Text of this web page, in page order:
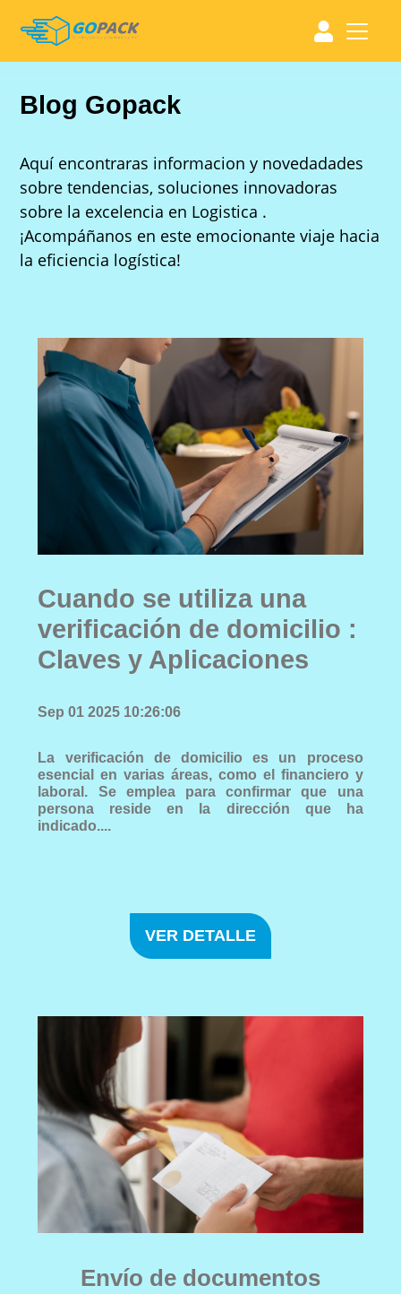
Blog Gopack
Aquí encontraras informacion y novedadades
sobre tendencias, soluciones innovadoras
sobre la excelencia en Logistica .
¡Acompáñanos en este emocionante viaje hacia
la eficiencia logística!
Cuando se utiliza una
verificación de domicilio :
Claves y Aplicaciones
Sep 01 2025 10:26:06
La verificación de domicilio es un proceso
esencial en varias áreas, como el financiero y
laboral. Se emplea para confirmar que una
persona reside en la dirección que ha
indicado....
VER DETALLE
Envío de documentos